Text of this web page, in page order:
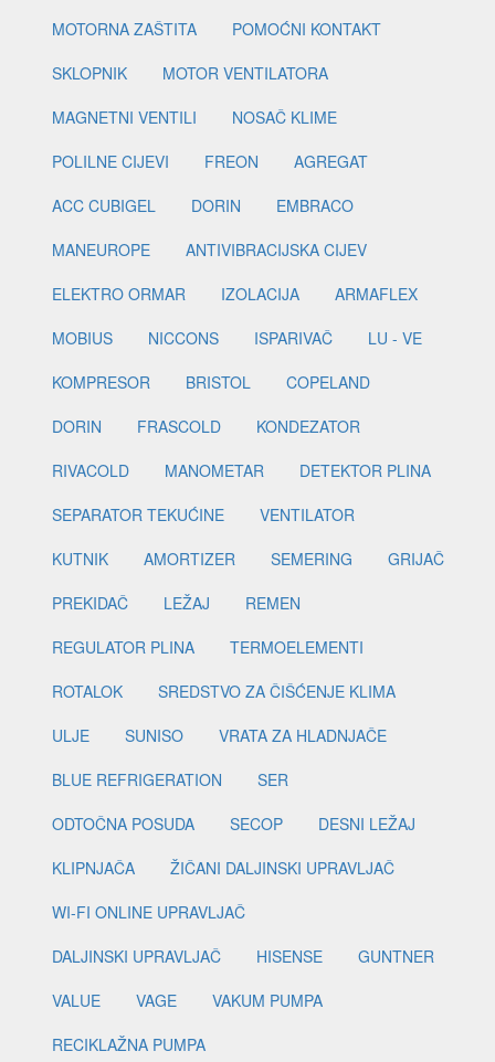
MOTORNA ZAŠTITA
POMOĆNI KONTAKT
SKLOPNIK
MOTOR VENTILATORA
MAGNETNI VENTILI
NOSAČ KLIME
POLILNE CIJEVI
FREON
AGREGAT
ACC CUBIGEL
DORIN
EMBRACO
MANEUROPE
ANTIVIBRACIJSKA CIJEV
ELEKTRO ORMAR
IZOLACIJA
ARMAFLEX
MOBIUS
NICCONS ISPARIVAČ
LU - VE
KOMPRESOR
BRISTOL
COPELAND
DORIN
FRASCOLD
KONDEZATOR
RIVACOLD
MANOMETAR
DETEKTOR PLINA
SEPARATOR TEKUĆINE
VENTILATOR
KUTNIK
AMORTIZER SEMERING
GRIJAČ
PREKIDAČ
LEŽAJ
REMEN
REGULATOR PLINA
TERMOELEMENTI
ROTALOK
SREDSTVO ZA ČIŠĆENJE KLIMA
ULJE
SUNISO
VRATA ZA HLADNJAČE
BLUE REFRIGERATION
SER
ODTOČNA POSUDA
SECOP
DESNI LEŽAJ
KLIPNJAČA
ŽIČANI DALJINSKI UPRAVLJAČ
WI-FI ONLINE UPRAVLJAČ
DALJINSKI UPRAVLJAČ
HISENSE
GUNTNER
VALUE
VAGE
VAKUM PUMPA
RECIKLAŽNA PUMPA